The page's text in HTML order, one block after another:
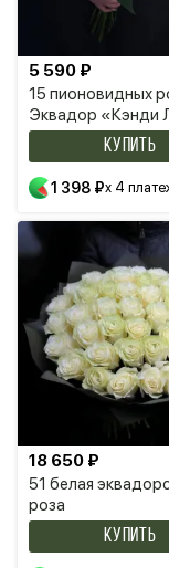
15 пионовидных
Эквадор «Кэнди
5 590 ₽
КУПИТЬ
1 398 ₽x 4
51 белая
роза
18 650 ₽
КУПИТЬ